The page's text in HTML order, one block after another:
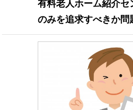
有料老人ホーム紹介セ
のみを追求すべきか問